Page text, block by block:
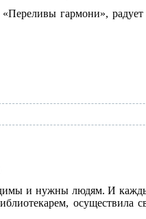
гармони»,
и нужны людям. И
осуществила